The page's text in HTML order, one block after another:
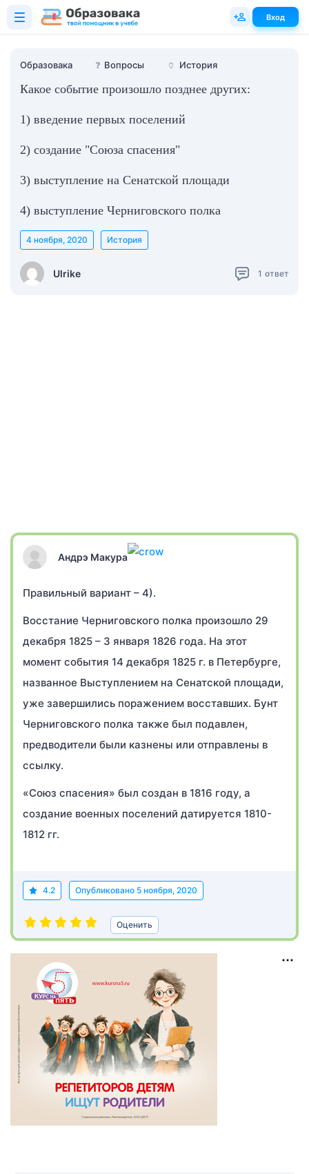
Образовака ❓ Вопросы 🏺 История
Какое событие произошло позднее других:
1) введение первых поселений
2) создание "Союза спасения"
3) выступление на Сенатской площади
4) выступление Черниговского полка
Ulrike
4 ноября, 2020 История
1 ответ
Андрэ Макура
Правильный вариант – 4).
Восстание Черниговского полка произошло 29
декабря 1825 – 3 января 1826 года. На этот
момент события 14 декабря 1825 г. в Петербурге,
названное Выступлением на Сенатской площади,
уже завершились поражением восставших. Бунт
Черниговского полка также был подавлен,
предводители были казнены или отправлены в
ссылку.
«Союз спасения» был создан в 1816 году, а
создание военных поселений датируется 1810-
1812 гг.
4.2 Опубликовано 5 ноября, 2020
Оценить
Вход